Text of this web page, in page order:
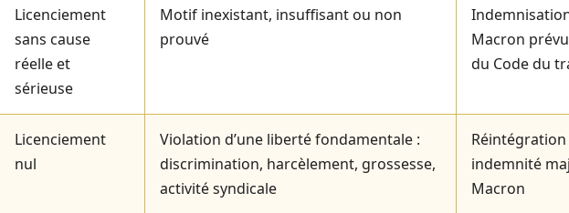
Licenciement
sans cause
réelle et
sérieuse
Motif inexistant, insuffisant ou non
prouvé
Macron prévu
du Code du
Licenciement
nul
Violation d’une liberté fondamentale :
discrimination, harcèlement, grossesse,
activité syndicale
indemnité
Macron